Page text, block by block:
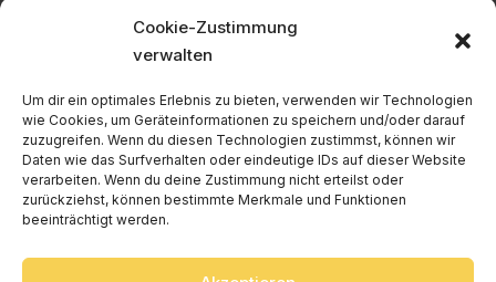
Cookie-Zustimmung
verwalten
Um dir ein optimales Erlebnis zu bieten, verwenden wir Technologien
wie Cookies, um Geräteinformationen zu speichern und/oder darauf
zuzugreifen. Wenn du diesen Technologien zustimmst, können wir
Daten wie das Surfverhalten oder eindeutige IDs auf dieser Website
verarbeiten. Wenn du deine Zustimmung nicht erteilst oder
zurückziehst, können bestimmte Merkmale und Funktionen
beeinträchtigt werden.
0157 34 99 52 69